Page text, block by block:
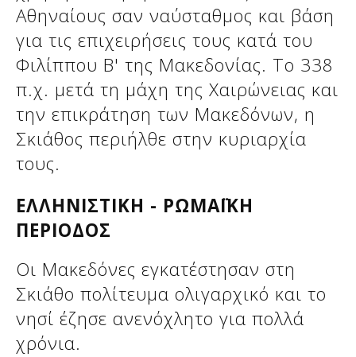
Αθηναίους σαν ναύσταθμος και βάση
για τις επιχειρήσεις τους κατά του
Φιλίππου Β' της Μακεδονίας. Το 338
π.χ. μετά τη μάχη της Χαιρώνειας και
την επικράτηση των Μακεδόνων, η
Σκιάθος περιήλθε στην κυριαρχία
τους.
ΕΛΛΗΝΙΣΤΙΚΗ - ΡΩΜΑΪΚΗ
ΠΕΡΙΟΔΟΣ
Οι Μακεδόνες εγκατέστησαν στη
Σκιάθο πολίτευμα ολιγαρχικό και το
νησί έζησε ανενόχλητο για πολλά
χρόνια.